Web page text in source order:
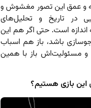
و عمق این تصور مغشوش و
در تاریخ و تحلیل‌های
اندازه است. حتی اگر هم این
باشد، باز هم اسباب
مسئولیت‌اش باز با همین
این بازی هستیم؟